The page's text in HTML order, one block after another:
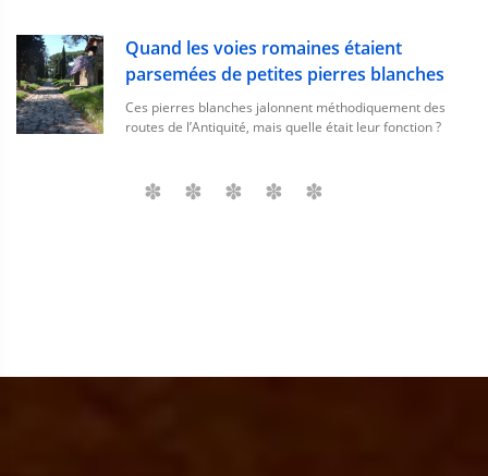
Quand les voies romaines étaient
parsemées de petites pierres blanches
Ces pierres blanches jalonnent méthodiquement des
routes de l’Antiquité, mais quelle était leur fonction ?